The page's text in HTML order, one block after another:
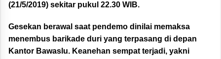
(21/5/2019) sekitar pukul 22.30 WIB.
Gesekan berawal saat pendemo dinilai memaksa
menembus barikade duri yang terpasang di depan
Kantor Bawaslu. Keanehan sempat terjadi, yakni